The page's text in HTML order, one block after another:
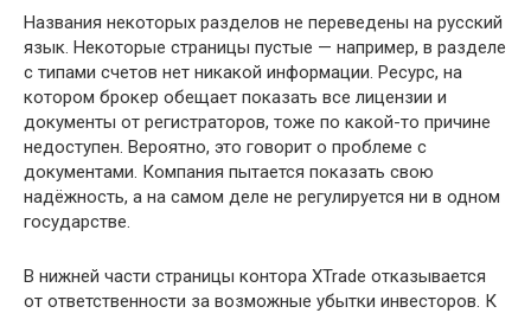
Названия некоторых разделов не переведены на русский
язык. Некоторые страницы пустые — например, в разделе
с типами счетов нет никакой информации. Ресурс, на
котором брокер обещает показать все лицензии и
документы от регистраторов, тоже по какой-то причине
недоступен. Вероятно, это говорит о проблеме с
документами. Компания пытается показать свою
надёжность, а на самом деле не регулируется ни в одном
государстве.
В нижней части страницы контора XTrade отказывается
от ответственности за возможные убытки инвесторов. К